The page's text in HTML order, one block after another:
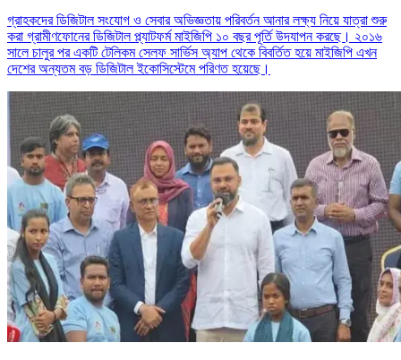
গ্রাহকদের ডিজিটাল সংযোগ ও সেবার অভিজ্ঞতায় পরিবর্তন আনার লক্ষ্য নিয়ে যাত্রা শুরু
করা গ্রামীণফোনের ডিজিটাল প্ল্যাটফর্ম মাইজিপি ১০ বছর পূর্তি উদযাপন করছে। ২০১৬
সালে চালুর পর একটি টেলিকম সেলফ সার্ভিস অ্যাপ থেকে বিবর্তিত হয়ে মাইজিপি এখন
দেশের অন্যতম বড় ডিজিটাল ইকোসিস্টেমে পরিণত হয়েছে।